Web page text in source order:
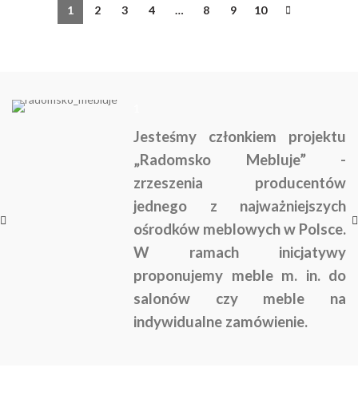
1 2 3 4 … 8 9 10
Jesteśmy członkiem projektu
„Radomsko Mebluje” -
zrzeszenia producentów
jednego z najważniejszych
ośrodków meblowych w Polsce.
W ramach inicjatywy
proponujemy meble m. in. do
salonów czy meble na
indywidualne zamówienie.